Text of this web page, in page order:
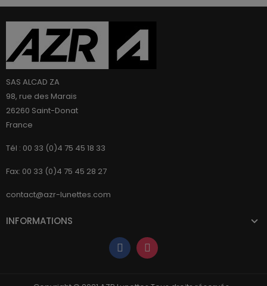
SAS ALCAD ZA
98, rue des Marais
26260 Saint-Donat
France
Tél : 00 33 (0)4 75 45 18 33
Fax: 00 33 (0)4 75 45 28 27
contact@azr-lunettes.com
INFORMATIONS